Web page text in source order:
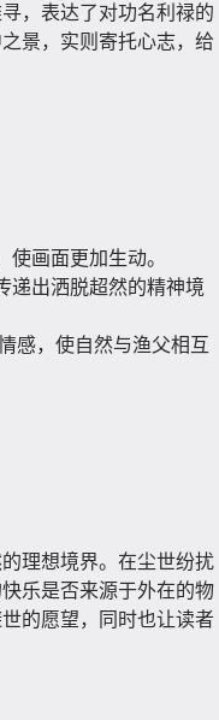
，表达了对功名利禄的
景，实则寄托心志，给
画面更加生动。
递出洒脱超然的精神境
感，使自然与渔父相互
理想境界。在尘世纷扰
乐是否来源于外在的物
的愿望，同时也让读者